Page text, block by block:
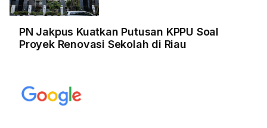
PN Jakpus Kuatkan Putusan KPPU Soal
Proyek Renovasi Sekolah di Riau